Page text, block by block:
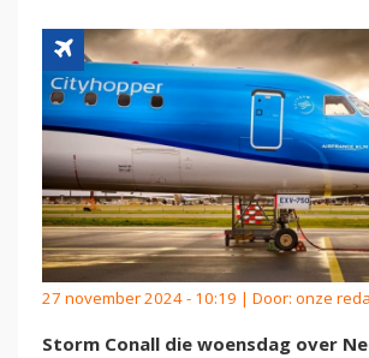
27 november 2024 - 10:19 | Door: onze
Storm Conall die woensdag over